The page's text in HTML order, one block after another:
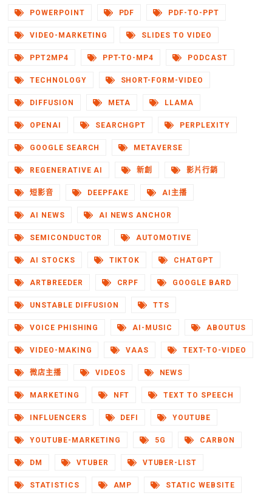
POWERPOINT PDF PDF-TO-PPT
VIDEO-MARKETING SLIDES TO VIDEO
PPT2MP4 PPT-TO-MP4 PODCAST
TECHNOLOGY SHORT-FORM-VIDEO
DIFFUSION META LLAMA
OPENAI SEARCHGPT PERPLEXITY
GOOGLE SEARCH METAVERSE
REGENERATIVE AI 新創 影片行銷
短影音 DEEPFAKE AI主播
AI NEWS AI NEWS ANCHOR
SEMICONDUCTOR AUTOMOTIVE
AI STOCKS TIKTOK CHATGPT
ARTBREEDER CRPF GOOGLE BARD
UNSTABLE DIFFUSION TTS
VOICE PHISHING AI-MUSIC ABOUTUS
VIDEO-MAKING VAAS TEXT-TO-VIDEO
微店主播 VIDEOS NEWS
MARKETING NFT TEXT TO SPEECH
INFLUENCERS DEFI YOUTUBE
YOUTUBE-MARKETING 5G CARBON
DM VTUBER VTUBER-LIST
STATISTICS AMP STATIC WEBSITE